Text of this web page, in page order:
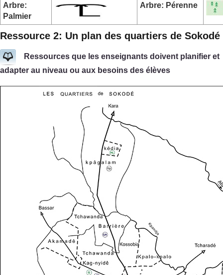
Arbre:
Palmier
Arbre: Pérenne
Ressource 2: Un plan des quartiers de Sokodé
Ressources que les enseignants doivent planifier et
adapter au niveau ou aux besoins des élèves